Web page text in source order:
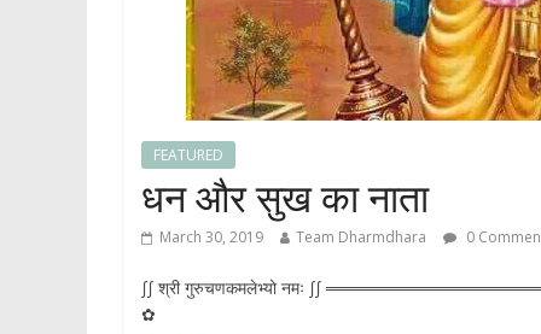
FEATURED
धन और सुख का नाता
March 30, 2019 Team Dharmdhara 0
∫∫ श्री गुरुचणकमलेभ्यो नमः ∫∫
✿